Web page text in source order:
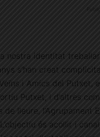
nostra identitat
s’han creat
Veïns i Amics del Putxet,
Putxet, i d’altres
de lleure, l’Agrupament
és acollir i